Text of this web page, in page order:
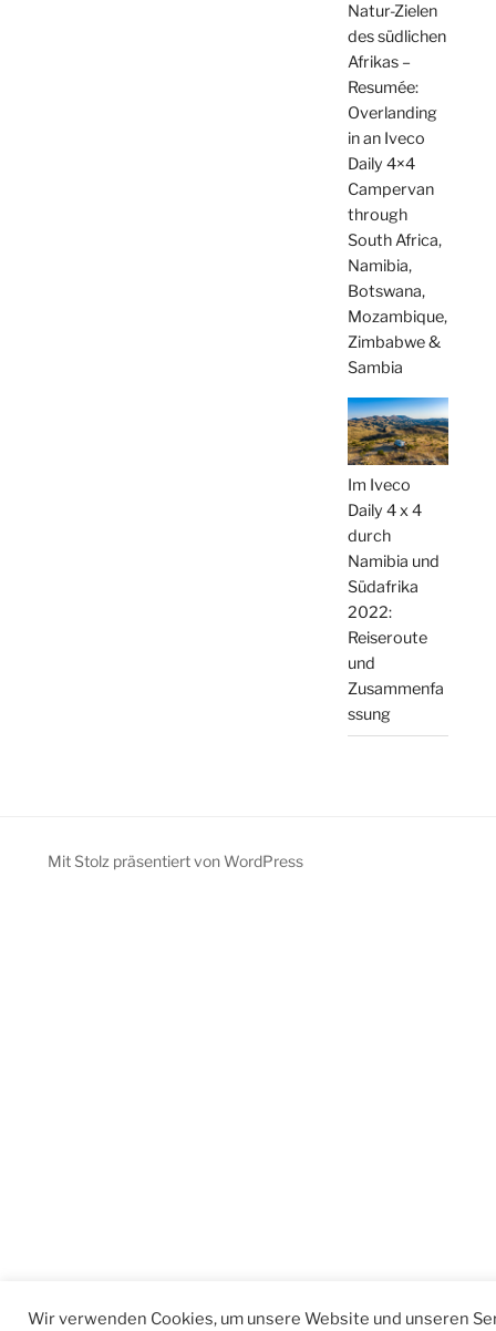
Natur-Zielen
des südlichen
Afrikas –
Resumée:
Overlanding
in an Iveco
Daily 4×4
Campervan
through
South Africa,
Namibia,
Botswana,
Mozambique,
Zimbabwe &
Sambia
Im Iveco
Daily 4 x 4
durch
Namibia und
Südafrika
2022:
Reiseroute
und
Zusammenfa
ssung
Mit Stolz präsentiert von WordPress
Wir verwenden Cookies, um unsere Website und unseren